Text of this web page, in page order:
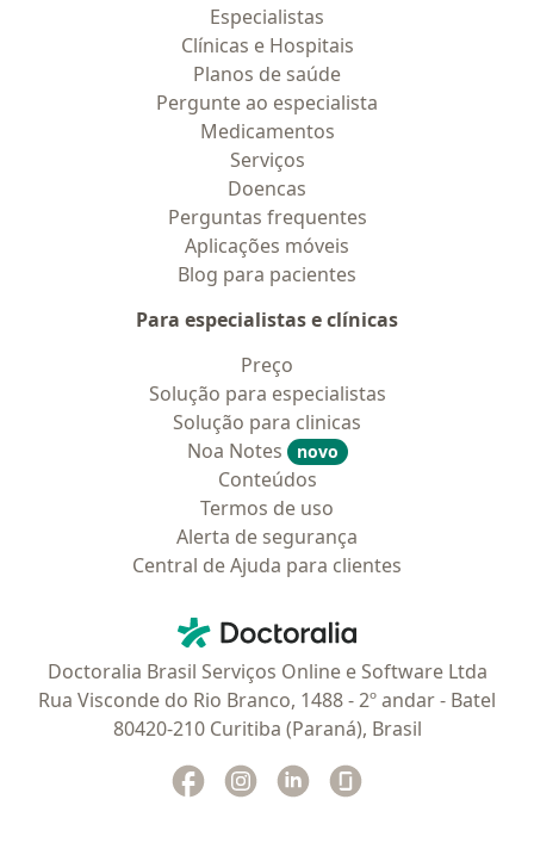
Especialistas
Clínicas e Hospitais
Planos de saúde
Pergunte ao especialista
Medicamentos
Serviços
Doencas
Perguntas frequentes
Aplicações móveis
Blog para pacientes
Para especialistas e clínicas
Preço
Solução para especialistas
Solução para clinicas
Noa Notes
novo
Conteúdos
Termos de uso
Alerta de segurança
Central de Ajuda para clientes
Doctoralia - Homepage
Doctoralia Brasil Serviços Online e Software Ltda
Rua Visconde do Rio Branco, 1488 - 2º andar - Batel
80420-210 Curitiba (Paraná), Brasil
Facebook
abre num novo separador
Instagram
abre num novo separador
Linkedin
abre num novo